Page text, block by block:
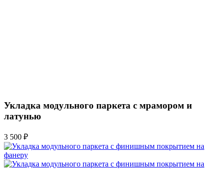
Укладка модульного паркета с мрамором и
латунью
3 500 ₽